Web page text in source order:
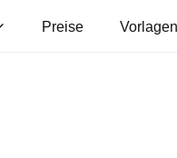
Preise Vorlagen